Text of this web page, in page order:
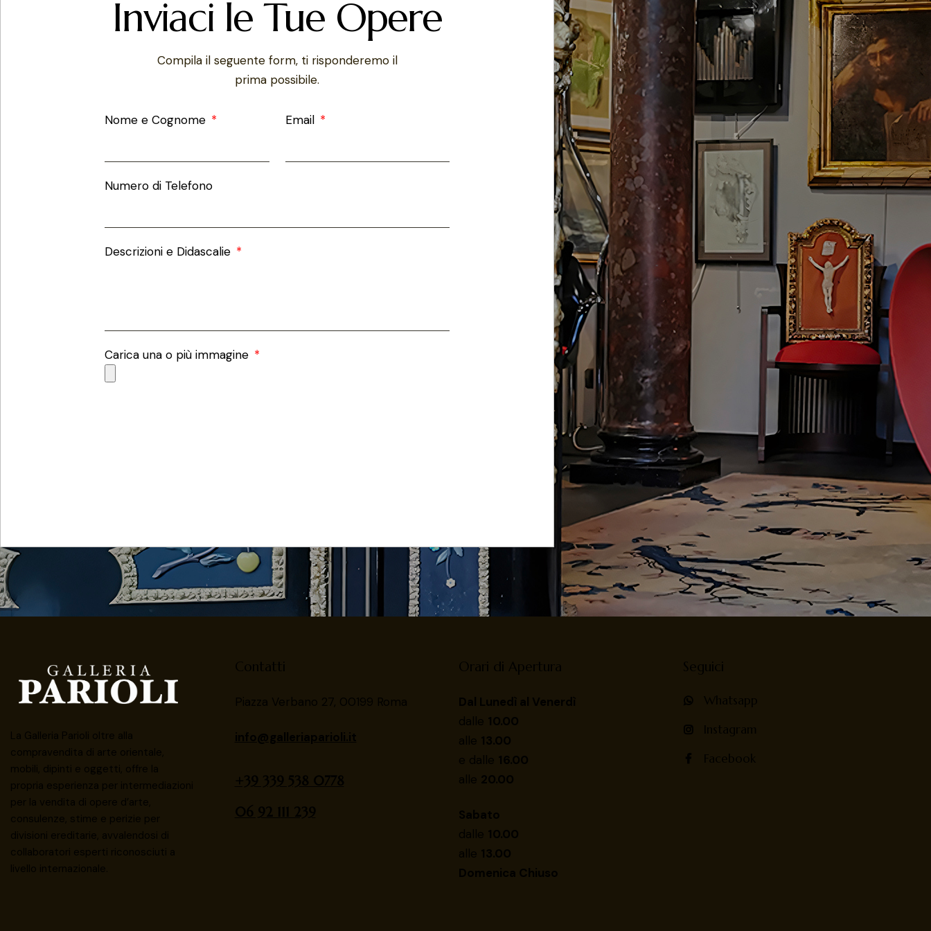
Inviaci le Tue Opere
Compila il seguente form, ti risponderemo il
prima possibile.
Nome e Cognome Email
Numero di Telefono
Descrizioni e Didascalie
Carica una o più immagine
La Galleria Parioli oltre alla
compravendita di arte orientale,
mobili, dipinti e oggetti, offre la
propria esperienza per intermediazioni
per la vendita di opere d’arte,
consulenze, stime e perizie per
divisioni ereditarie, avvalendosi di
collaboratori esperti riconosciuti a
livello internazionale.
Contatti
Piazza Verbano 27, 00199 Roma
info@galleriaparioli.it
+39 339 538 0778
06 92 111 239
Orari di Apertura
Dal Lunedì al Venerdì
dalle 10.00
alle 13.00
e dalle 16.00
alle 20.00
Sabato
dalle 10.00
alle 13.00
Domenica Chiuso
Seguici
Whatsapp
Instagram
Facebook